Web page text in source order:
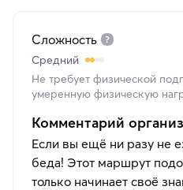
Сложность
Средний
Не требует физической
умеренную физическую
Комментарий
Если вы ещё ни разу не
беда! Этот маршрут
только начинает своё